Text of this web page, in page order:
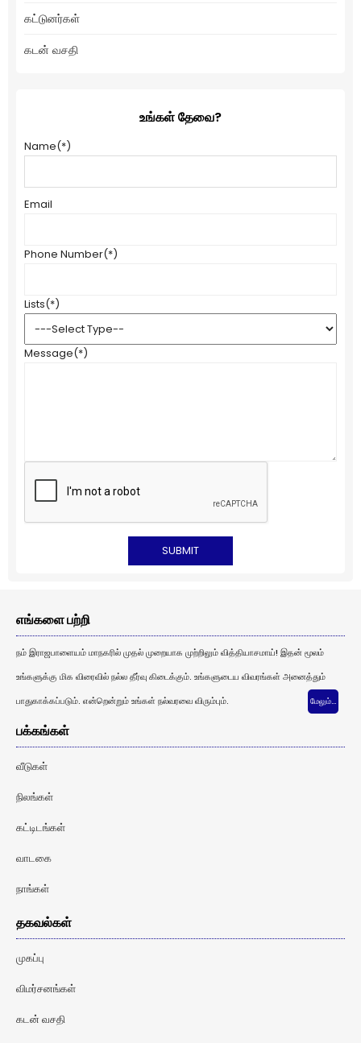
கட்டுனர்கள்
கடன் வசதி
உங்கள் தேவை?
Name(*)
Email
Phone Number(*)
Lists(*)
Message(*)
எங்களை பற்றி
நம் இராஜபாளையம் மாநகரில் முதல் முறையாக முற்றிலும் வித்தியாசமாய்! இதன் மூலம்
உங்களுக்கு மிக விரைவில் நல்ல தீர்வு கிடைக்கும். உங்களுடைய விவரங்கள் அனைத்தும்
பாதுகாக்கப்படும். என்றென்றும் உங்கள் நல்வரவை விரும்பும்.
மேலும்…
பக்கங்கள்
வீடுகள்
நிலங்கள்
கட்டிடங்கள்
வாடகை
நாங்கள்
தகவல்கள்
முகப்பு
விமர்சனங்கள்
கடன் வசதி